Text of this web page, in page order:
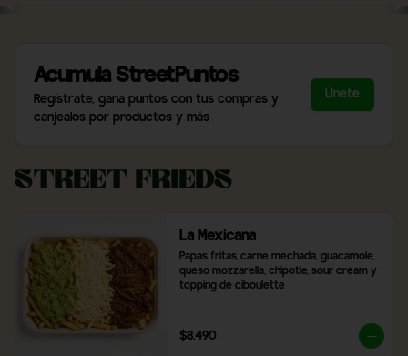
Acumula StreetPuntos
Regístrate, gana puntos con tus compras y
canjealos por productos y más
Únete
Street Frieds
La Mexicana
Papas fritas, carne mechada, guacamole,
queso mozzarella, chipotle, sour cream y
topping de ciboulette
$8.490